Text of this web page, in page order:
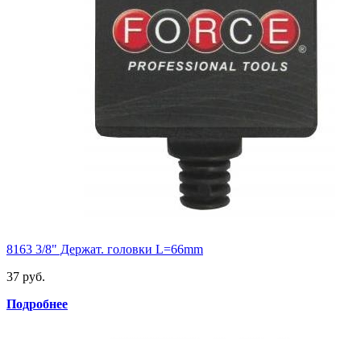
8163 3/8" Держат. головки L=66mm
37 руб.
Подробнее